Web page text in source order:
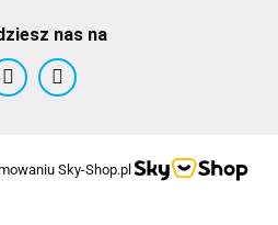
2016
nas na
Sky-Shop.pl